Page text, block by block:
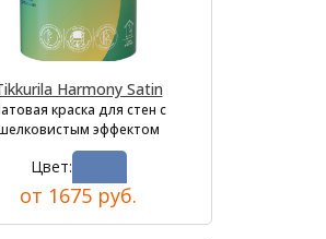
Harmony Satin
краска для стен с
эффектом
Цвет:
от 1675 руб.